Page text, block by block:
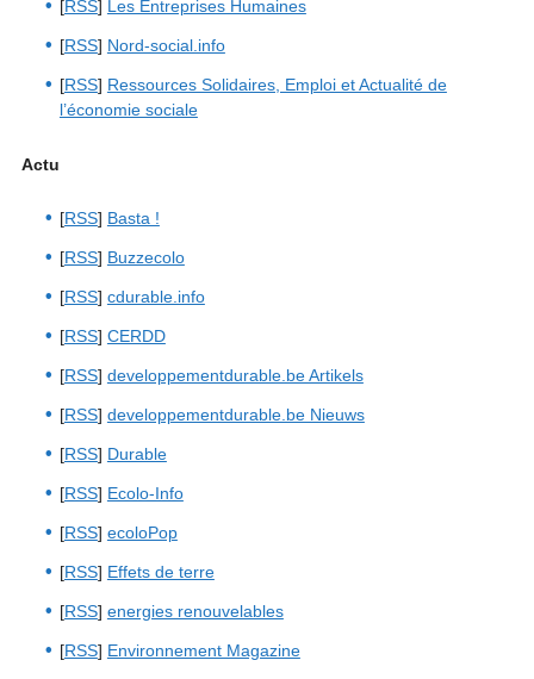
[RSS] Les Entreprises Humaines
[RSS] Nord-social.info
[RSS] Ressources Solidaires, Emploi et Actualité de
l’économie sociale
Actu
[RSS] Basta !
[RSS] Buzzecolo
[RSS] cdurable.info
[RSS] CERDD
[RSS] developpementdurable.be Artikels
[RSS] developpementdurable.be Nieuws
[RSS] Durable
[RSS] Ecolo-Info
[RSS] ecoloPop
[RSS] Effets de terre
[RSS] energies renouvelables
[RSS] Environnement Magazine